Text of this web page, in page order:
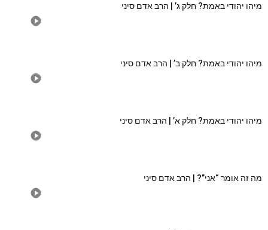
מיהו יהודי באמת? חלק ג’ | הרב אדם סיני
מיהו יהודי באמת? חלק ב’ | הרב אדם סיני
מיהו יהודי באמת? חלק א’ | הרב אדם סיני
מה זה אומר “אני”? | הרב אדם סיני